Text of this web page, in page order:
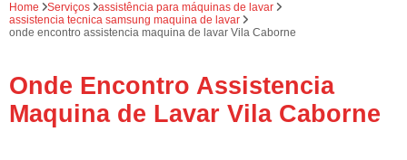
Home Serviços
assistência para máquinas de lavar
assistencia tecnica samsung maquina de lavar
onde encontro assistencia maquina de lavar Vila Caborne
Onde Encontro Assistencia
Maquina de Lavar Vila Caborne